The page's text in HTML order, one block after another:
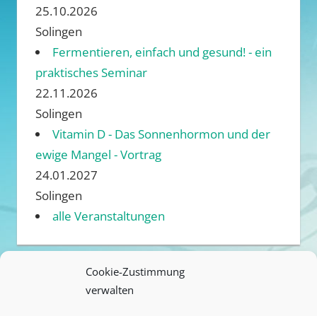
Cookie-Zustimmung
verwalten
25.10.2026
Solingen
Fermentieren, einfach und gesund! - ein
praktisches Seminar
22.11.2026
Solingen
Vitamin D - Das Sonnenhormon und der
ewige Mangel - Vortrag
24.01.2027
Solingen
alle Veranstaltungen
ANREISE / ÜBERNACHTUNG